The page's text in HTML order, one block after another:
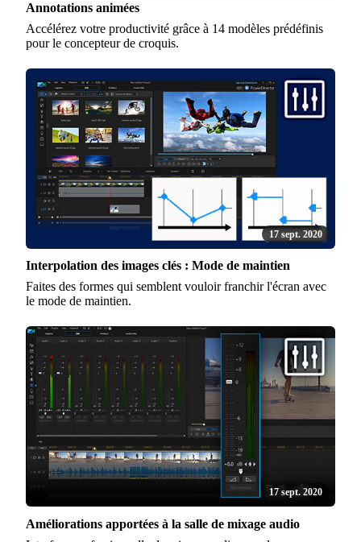
Annotations animées
Accélérez votre productivité grâce à 14 modèles prédéfinis
pour le concepteur de croquis.
17 sept. 2020
Interpolation des images clés : Mode de maintien
Faites des formes qui semblent vouloir franchir l'écran avec
le mode de maintien.
17 sept. 2020
Améliorations apportées à la salle de mixage audio